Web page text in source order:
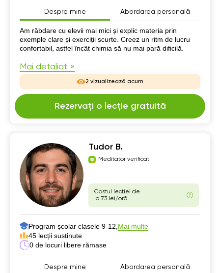
Despre mine Abordarea personală
Despre mine
Am răbdare cu elevii mai mici și explic materia prin
exemple clare și exerciții scurte. Creez un ritm de lucru
confortabil, astfel încât chimia să nu mai pară dificilă.
Mai detaliat »
2 vizualizează acum
Rezervați o lecție gratuită
Tudor B.
Meditator verificat
Costul lecției de
la 73 lei/oră
Program școlar clasele 9-12, Mai multe
45 lecții susținute
0 de locuri libere rămase
Despre mine Abordarea personală